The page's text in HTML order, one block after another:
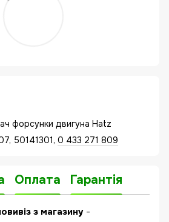
форсунки двигуна Hatz
50141301, 0 433 271 809
Оплата Гарантія
з магазину -